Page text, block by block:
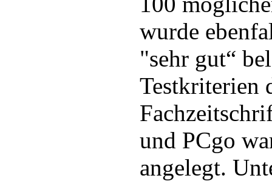
wurde
"sehr gut“
Testkriterien
und PCgo
angelegt.